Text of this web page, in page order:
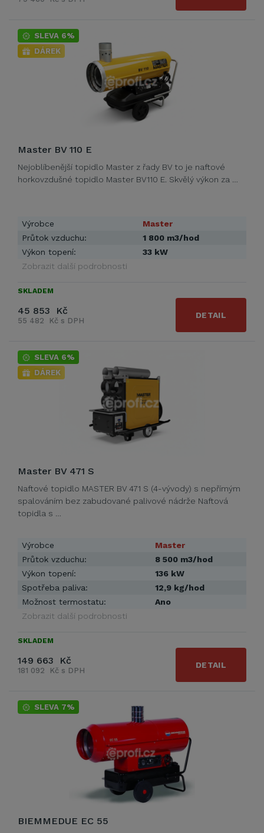
SLEVA 6%
DÁREK
Master BV 110 E
Nejoblíbenější topidlo Master z řady BV to je naftové
horkovzdušné topidlo Master BV110 E. Skvělý výkon za …
Výrobce
Master
Průtok vzduchu:
1 800 m3/hod
Výkon topení:
33 kW
Zobrazit další podrobnosti
SKLADEM
45 853 Kč
55 482 Kč s DPH
DETAIL
SLEVA 6%
DÁREK
Master BV 471 S
Naftové topidlo MASTER BV 471 S (4-vývody) s nepřímým
spalováním bez zabudované palivové nádrže Naftová
topidla s …
Výrobce
Master
Průtok vzduchu:
8 500 m3/hod
Výkon topení:
136 kW
Spotřeba paliva:
12,9 kg/hod
Možnost termostatu:
Ano
Zobrazit další podrobnosti
SKLADEM
149 663 Kč
181 092 Kč s DPH
DETAIL
SLEVA 7%
BIEMMEDUE EC 55